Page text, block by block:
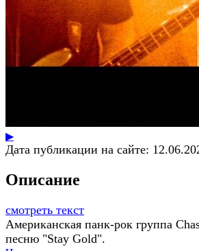
▶
Дата публикации на сайте:
Описание
смотреть текст
Американская панк-рок группа
песню "Stay Gold".